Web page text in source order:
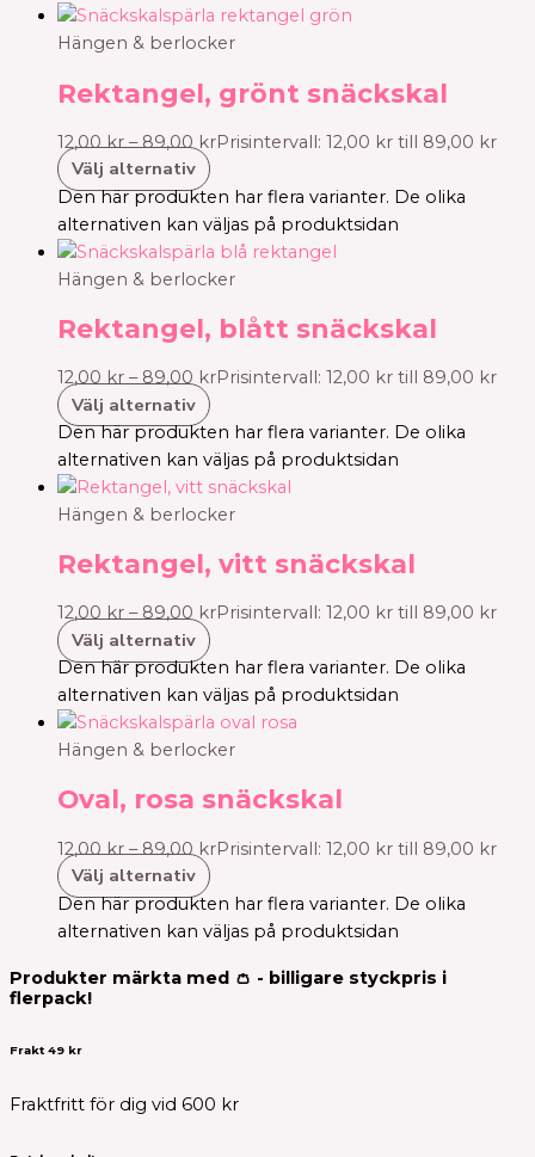
Hängen & berlocker
Rektangel, grönt snäckskal
12,00kr – 89,00 krPrisintervall: 12,00 kr till 89,00 kr
Välj alternativ
Den här produkten har flera varianter. De olika
alternativen kan väljas på produktsidan
Hängen & berlocker
Rektangel, blått snäckskal
12,00 kr – 89,00 krPrisintervall: 12,00 kr till 89,00 kr
Välj alternativ
Den här produkten har flera varianter. De olika
alternativen kan väljas på produktsidan
Hängen & berlocker
Rektangel, vitt snäckskal
12,00 kr – 89,00 krPrisintervall: 12,00 kr till 89,00 kr
Välj alternativ
Den här produkten har flera varianter. De olika
alternativen kan väljas på produktsidan
Hängen & berlocker
Oval, rosa snäckskal
12,00kr – 89,00 krPrisintervall: 12,00 kr till 89,00 kr
Välj alternativ
Den här produkten har flera varianter. De olika
alternativen kan väljas på produktsidan
Produkter märkta med 👛 - billigare styckpris i
flerpack!
Frakt 49 kr
Fraktfritt för dig vid 600 kr